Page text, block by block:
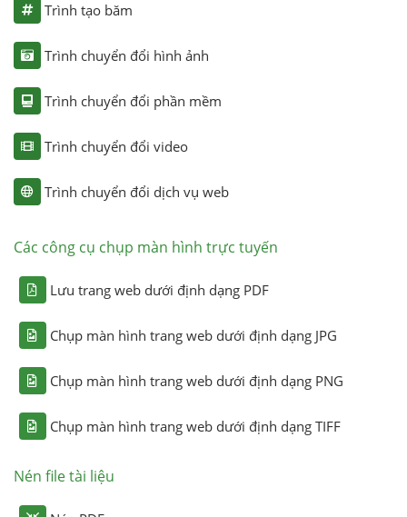
Trình tạo băm
Trình chuyển đổi hình ảnh
Trình chuyển đổi phần mềm
Trình chuyển đổi video
Trình chuyển đổi dịch vụ web
Các công cụ chụp màn hình trực tuyến
Lưu trang web dưới định dạng PDF
Chụp màn hình trang web dưới định dạng JPG
Chụp màn hình trang web dưới định dạng PNG
Chụp màn hình trang web dưới định dạng TIFF
Nén file tài liệu